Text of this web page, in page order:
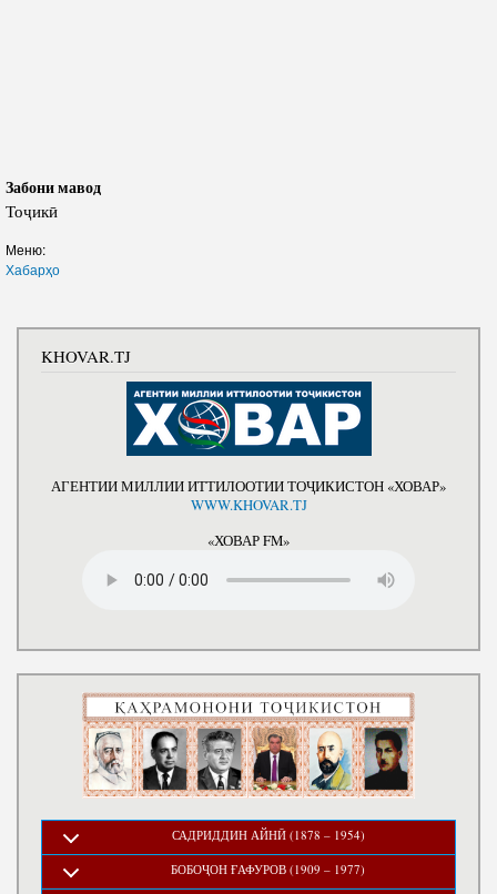
Забони мавод
Тоҷикӣ
Меню:
Хабарҳо
KHOVAR.TJ
АГЕНТИИ МИЛЛИИ ИТТИЛООТИИ ТОҶИКИСТОН «ХОВАР»
WWW.KHOVAR.TJ
«ХОВАР FM»
САДРИДДИН АЙНӢ (1878 – 1954)
БОБОҶОН ҒАФУРОВ (1909 – 1977)